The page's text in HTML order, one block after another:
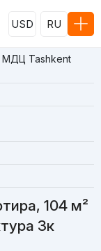
USD RU
МДЦ Tashkent
104 м²
3к